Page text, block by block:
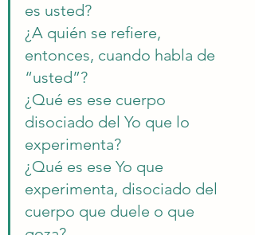
es usted?
¿A quién se refiere,
entonces, cuando habla de
“usted”?
¿Qué es ese cuerpo
disociado del Yo que lo
experimenta?
¿Qué es ese Yo que
experimenta, disociado del
cuerpo que duele o que